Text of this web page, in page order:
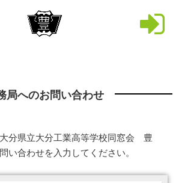
局へのお問い合わせ
分県立大分工業高等学校同窓会 豊
い合わせを入力してください。